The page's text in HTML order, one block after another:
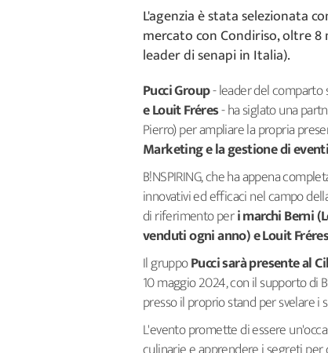
L'agenzia è stata selezionata
mercato con Condiriso, oltre
leader di senapi in Italia).
Pucci Group- leader del
e Louit Fréres- ha siglato una
Pierro) per ampliare la propria
Marketing e la gestione di
B!NSPIRING, che ha appena
innovativi ed efficaci nel campo
di riferimento peri marchi Berni
venduti ogni anno) e Louit
Il gruppoPucci sarà presente al
10 maggio 2024, con il supporto di
presso il proprio stand per svelare
L'evento promette di essere